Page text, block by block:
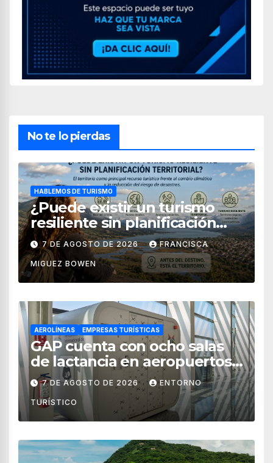
No te lo pierdas
HABLEMOS DE TURISMO
¿Puede existir un turismo
resiliente sin planificación
territorial?
7 DE AGOSTO DE 2026 FRANCISCA
MIGUEZ BOWEN
AEROLÍNEAS EMPRESAS TURÍSTICAS
GAP cuenta con ocho salas
de lactancia en aeropuertos
de México
7 DE AGOSTO DE 2026 ENTORNO
TURÍSTICO